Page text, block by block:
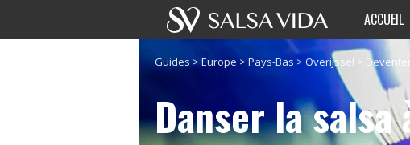
ACCUEIL
Guides> Europe > Pays-Bas > Overijssel > Deventer
Danser la salsa